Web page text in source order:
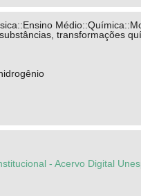
transformações
- Acervo Digital